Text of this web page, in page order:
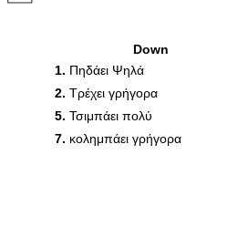
Down
1. Πηδάει Ψηλά
2. Τρέχει γρήγορα
5. Τσιμπάει πολύ
7. κολημπάει γρήγορα